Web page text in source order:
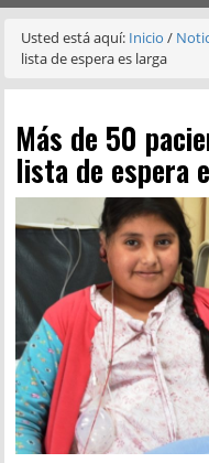
Usted está aquí: Inicio/
lista de espera es larga
Más de 50
lista de espera